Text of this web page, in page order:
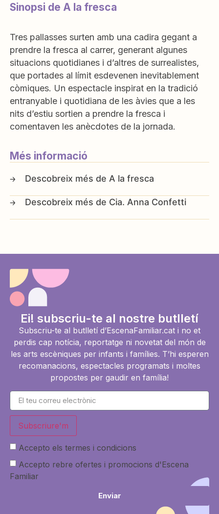
Sinopsi de A la fresca
Tres pallasses surten amb una cadira gegant a
prendre la fresca al carrer, generant algunes
situacions quotidianes i d’altres de surrealistes,
que portades al límit esdevenen inevitablement
còmiques. Un espectacle inspirat en la tradició
entranyable i quotidiana de les àvies que a les
nits d’estiu sortien a prendre la fresca i
comentaven les anècdotes de la jornada.
Més informació
A la fresca
Cia. Anna Confetti
Ei! subscriu-te al nostre butlletí
Subscriu-te al butlletí d’EscenaFamiliar.cat i no et
perdis cap notícia, reportatge ni novetat del món de
les arts escèniques per infants i famílies. T’hi esperen
recomanacions, espectacles programats i moltes
propostes per gaudir en família!
Subscriure'm
Accepto els termes i condicions
Accepto rebre ofertes i promocions d'Escena
Familiar
Enviar